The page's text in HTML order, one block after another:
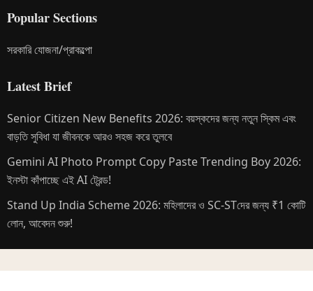
Popular Sections
সরকারি যোজনা/প্রাকল্পো
Latest Brief
Senior Citizen New Benefits 2026: বয়স্কদের জন্য নতুন স্কিম এবং
বাড়তি সুবিধা যা জীবনকে আরও সহজ করে তুলবে
Gemini AI Photo Prompt Copy Paste Trending Boy 2026:
ইনস্টা কাঁপাচ্ছে এই AI ট্রেন্ড!
Stand Up India Scheme 2026: মহিলাদের ও SC-STদের জন্য ₹1 কোটি
লোন, আবেদন শুরু!